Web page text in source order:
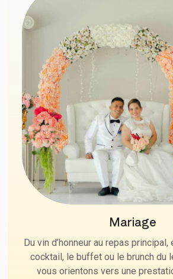
Mariage
Du vin d’honneur au repas
cocktail, le buffet ou le brunch du
vous orientons vers une